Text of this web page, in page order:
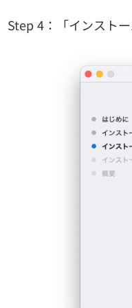
Step 4：「インスト